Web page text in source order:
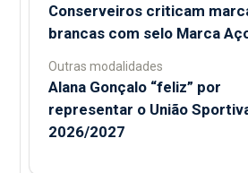
Conserveiros criticam
brancas com selo Marca
Outras modalidades
Alana Gonçalo “feliz” por
representar o União
2026/2027